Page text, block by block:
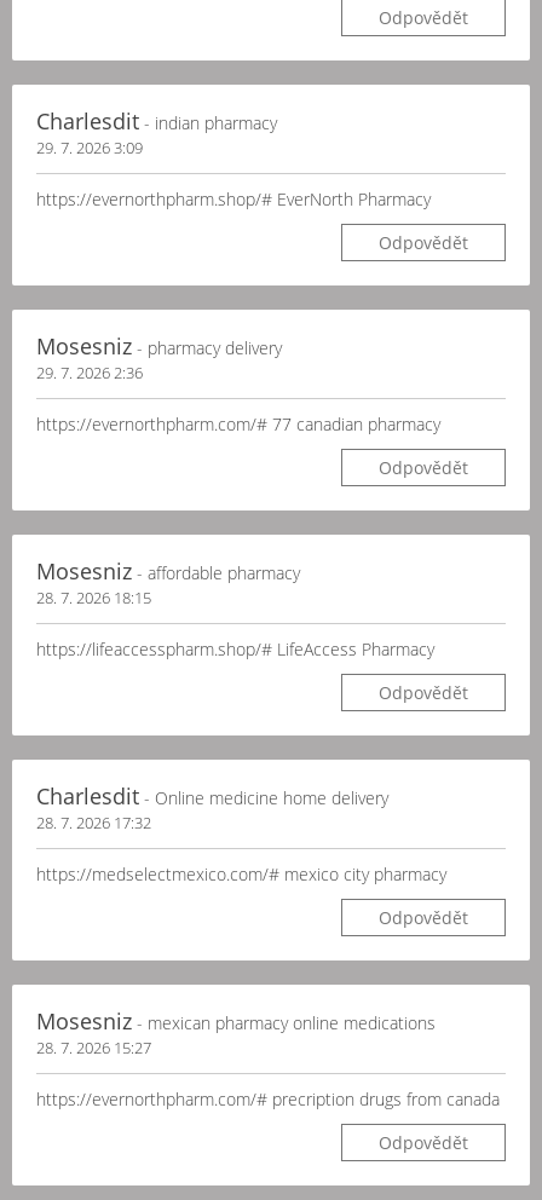
Odpovědět
Charlesdit - indian pharmacy
29. 7. 2026 3:09
https://evernorthpharm.shop/# EverNorth Pharmacy
Odpovědět
Mosesniz - pharmacy delivery
29. 7. 2026 2:36
https://evernorthpharm.com/# 77 canadian pharmacy
Odpovědět
Mosesniz - affordable pharmacy
28. 7. 2026 18:15
https://lifeaccesspharm.shop/# LifeAccess Pharmacy
Odpovědět
Charlesdit - Online medicine home delivery
28. 7. 2026 17:32
https://medselectmexico.com/# mexico city pharmacy
Odpovědět
Mosesniz - mexican pharmacy online medications
28. 7. 2026 15:27
https://evernorthpharm.com/# precription drugs from canada
Odpovědět